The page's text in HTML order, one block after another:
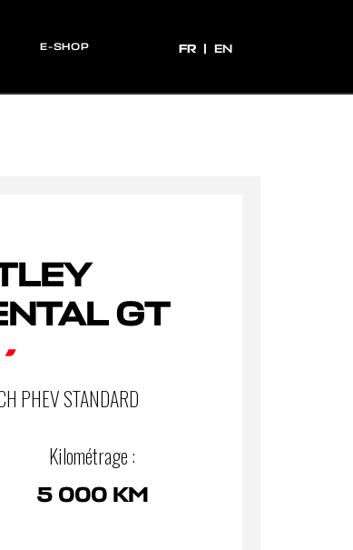
E-SHOP FR
FR EN
GT
PHEV STANDARD
Kilométrage :
5 000 KM